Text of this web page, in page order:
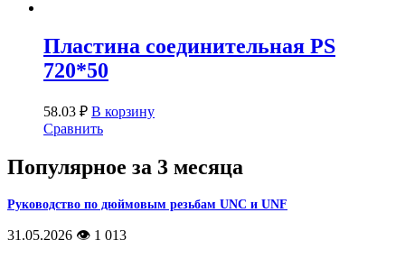
Пластина соединительная PS
720*50
58.03 ₽ В корзину
Сравнить
Популярное за 3 месяца
Руководство по дюймовым резьбам UNC и UNF
31.05.2026 👁️ 1 013